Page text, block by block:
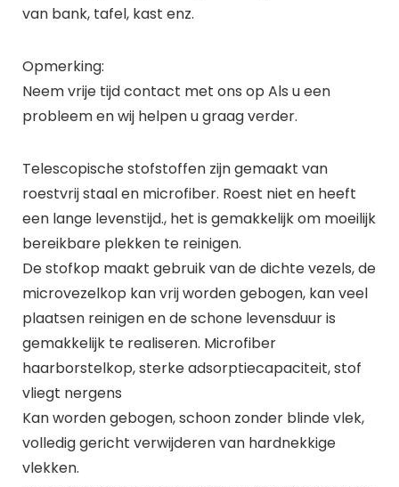
van bank, tafel, kast enz.
Opmerking:
Neem vrije tijd contact met ons op Als u een
probleem en wij helpen u graag verder.
Telescopische stofstoffen zijn gemaakt van
roestvrij staal en microfiber. Roest niet en heeft
een lange levenstijd., het is gemakkelijk om moeilijk
bereikbare plekken te reinigen.
De stofkop maakt gebruik van de dichte vezels, de
microvezelkop kan vrij worden gebogen, kan veel
plaatsen reinigen en de schone levensduur is
gemakkelijk te realiseren. Microfiber
haarborstelkop, sterke adsorptiecapaciteit, stof
vliegt nergens
Kan worden gebogen, schoon zonder blinde vlek,
volledig gericht verwijderen van hardnekkige
vlekken.